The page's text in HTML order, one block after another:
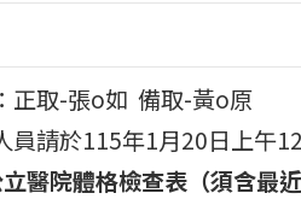
正取-張o如 備取-黃o原
員請於115年1月20日上午
醫院體格檢查表（須含最